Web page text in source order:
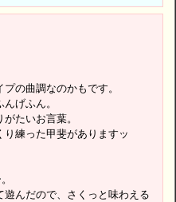
の曲調なのかもです。
げふん。
たいお言葉。
練った甲斐がありますッ
んだので、さくっと味わえる